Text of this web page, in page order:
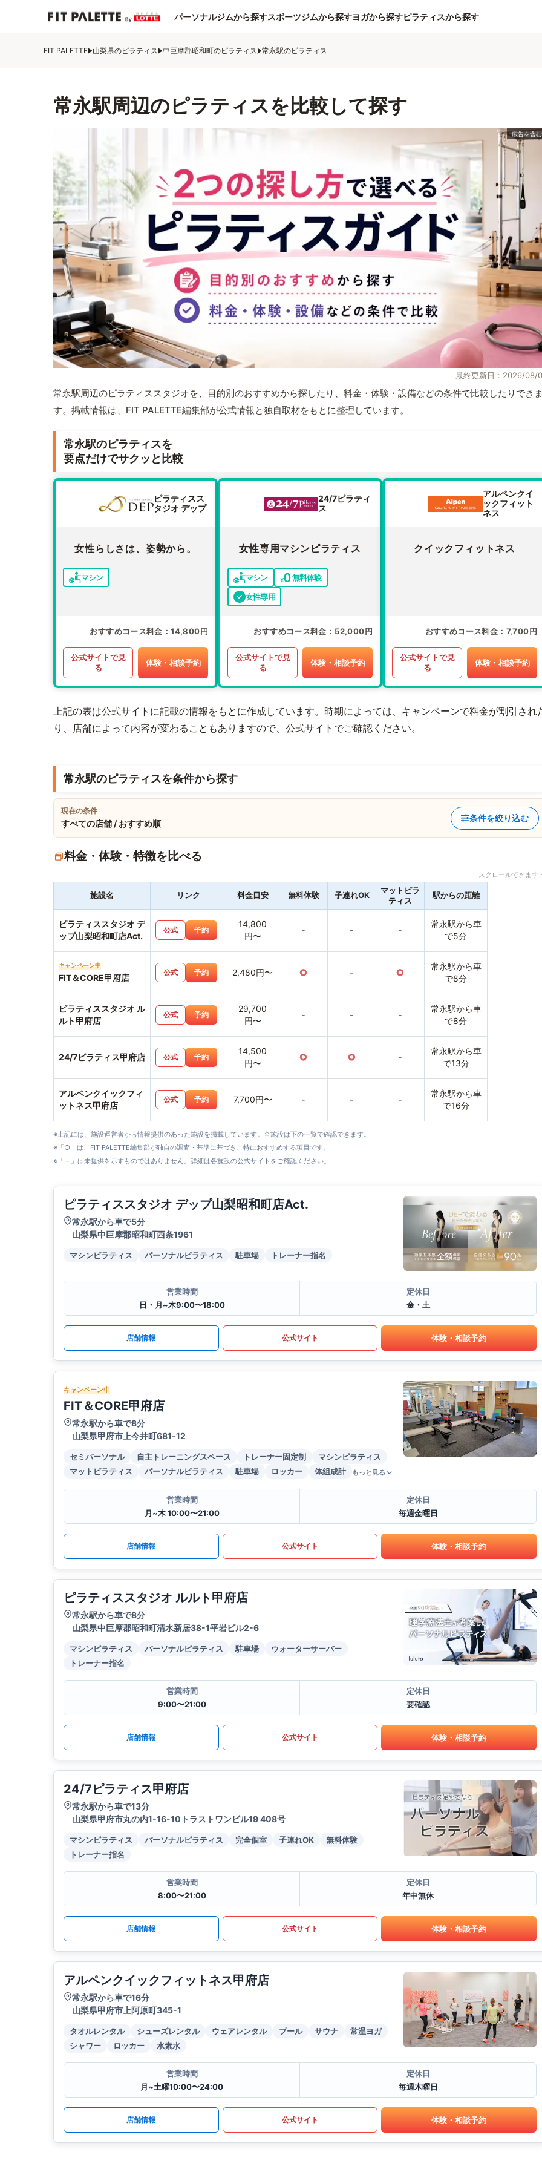
パーソナルジムから探すスポーツジムから探すヨガから探すピラティスから探す
FIT PALETTE 山梨県のピラティス 中巨摩郡昭和町のピラティス 常永駅のピラティス
常永駅周辺のピラティスを比較して探す
最終更新日：2026/08/
常永駅周辺のピラティススタジオを、目的別のおすすめから探したり、料金・体験・設備などの条件で比較したりでき
す。掲載情報は、FIT PALETTE編集部が公式情報と独自取材をもとに整理しています。
常永駅のピラティスを
要点だけでサクッと比較
ピラティスス
タジオ デップ
女性らしさは、姿勢から。
マシン
おすすめコース料金 14,800円
公式サイトで見
る
体験・相談予約
24/7ピラティ
ス
女性専用マシンピラティス
マシン
無料体験
女性専用
おすすめコース料金 52,000円
公式サイトで見
る
体験・相談予約
アルペンクイ
ックフィット
ネス
クイックフィットネス
おすすめコース料金 7,700円
公式サイトで見
る
体験・相談予約
上記の表は公式サイトに記載の情報をもとに作成しています。時期によっては、キャンペーンで料金が割引され
り、店舗によって内容が変わることもありますので、公式サイトでご確認ください。
常永駅のピラティスを条件から探す
現在の条件
すべての店舗 / おすすめ順
条件を絞り込む
料金・体験・特徴を比べる
スクロールできま
施設名 リンク 料金目安 無料体験 子連れOK
マットピラ
ティス
駅からの距離
ピラティススタジオ デ
ップ山梨昭和町店Act.
公式 予約
14,800
円〜
- - -
常永駅から車
で5分
キャンペーン中
FIT＆CORE甲府店
公式 予約 2,480円〜 ○ - ○
常永駅から車
で8分
ピラティススタジオ ル
ルト甲府店
公式 予約
29,700
円〜
- - -
常永駅から車
で8分
24/7ピラティス甲府店 公式 予約
14,500
円〜
○ ○ -
常永駅から車
で13分
アルペンクイックフィ
ットネス甲府店
公式 予約 7,700円〜 - - -
常永駅から車
で16分
※上記には、施設運営者から情報提供のあった施設を掲載しています。全施設は下の一覧で確認できます。
※「○」は、FIT PALETTE編集部が独自の調査・基準に基づき、特におすすめする項目です。
※「－」は未提供を示すものではありません。詳細は各施設の公式サイトをご確認ください。
ピラティススタジオ デップ山梨昭和町店Act.
常永駅から車で5分
山梨県中巨摩郡昭和町西条1961
マシンピラティス パーソナルピラティス 駐車場 トレーナー指名
営業時間
日・月~木9:00〜18:00
定休日
金・土
店舗情報 公式サイト 体験・相談予約
キャンペーン中
FIT＆CORE甲府店
常永駅から車で8分
山梨県甲府市上今井町681-12
セミパーソナル 自主トレーニングスペース トレーナー固定制
マシンピラティス
マットピラティス
パーソナルピラティス 駐車場 ロッカー 体組成計 もっと見る
営業時間
月~木 10:00〜21:00
定休日
毎週金曜日
店舗情報 公式サイト 体験・相談予約
ピラティススタジオ ルルト甲府店
常永駅から車で8分
山梨県中巨摩郡昭和町清水新居38-1平岩ビル2-6
マシンピラティス パーソナルピラティス 駐車場
ウォーターサーバー
トレーナー指名
営業時間
9:00〜21:00
定休日
要確認
店舗情報 公式サイト 体験・相談予約
24/7ピラティス甲府店
常永駅から車で13分
山梨県甲府市丸の内1-16-10トラストワンビル19 408号
マシンピラティス パーソナルピラティス 完全個室 子連れOK
無料体験
トレーナー指名
営業時間
8:00〜21:00
定休日
年中無休
店舗情報 公式サイト 体験・相談予約
アルペンクイックフィットネス甲府店
常永駅から車で16分
山梨県甲府市上阿原町345-1
タオルレンタル シューズレンタル ウェアレンタル プール サウナ
常温ヨガ
シャワー
ロッカー 水素水
営業時間
月~土曜10:00〜24:00
定休日
毎週木曜日
店舗情報 公式サイト 体験・相談予約